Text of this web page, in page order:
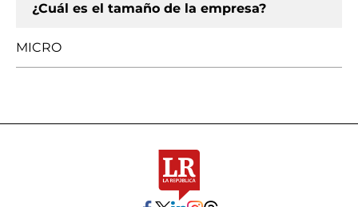
¿Cuál es el tamaño de la empresa?
MICRO